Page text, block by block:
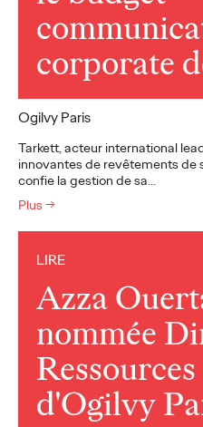
corporate
Ogilvy Paris
Tarkett, acteur international
innovantes de revêtements de
confie la gestion de sa…
Plus →
LIRE
Azza
nommée
d'Ogilvy